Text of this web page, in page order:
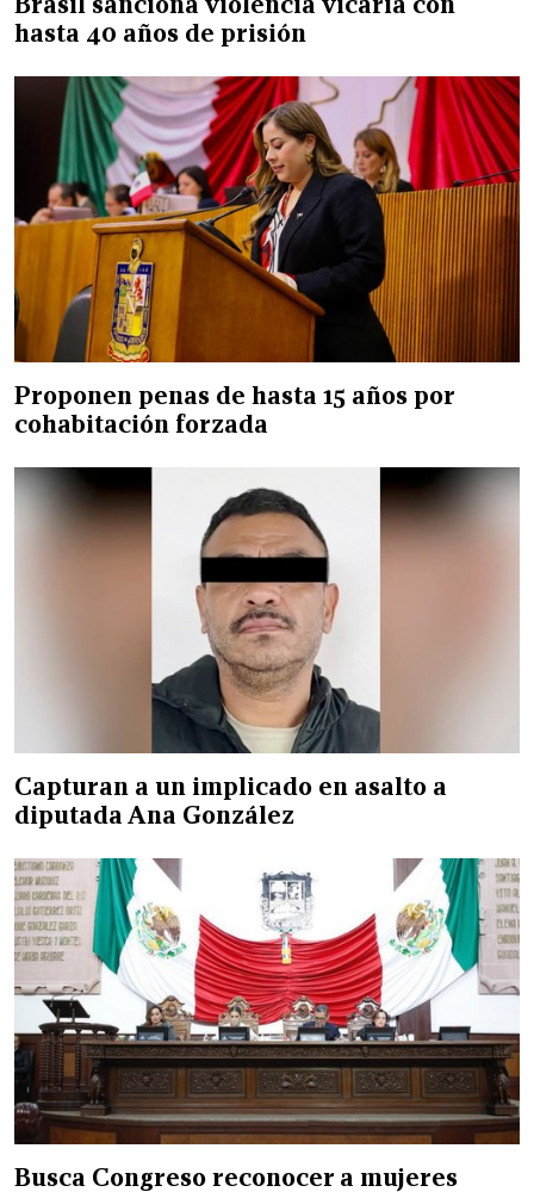
hasta 40 años de prisión
Proponen penas de hasta 15 años por
cohabitación forzada
Capturan a un implicado en asalto a
diputada Ana González
Busca Congreso reconocer a mujeres